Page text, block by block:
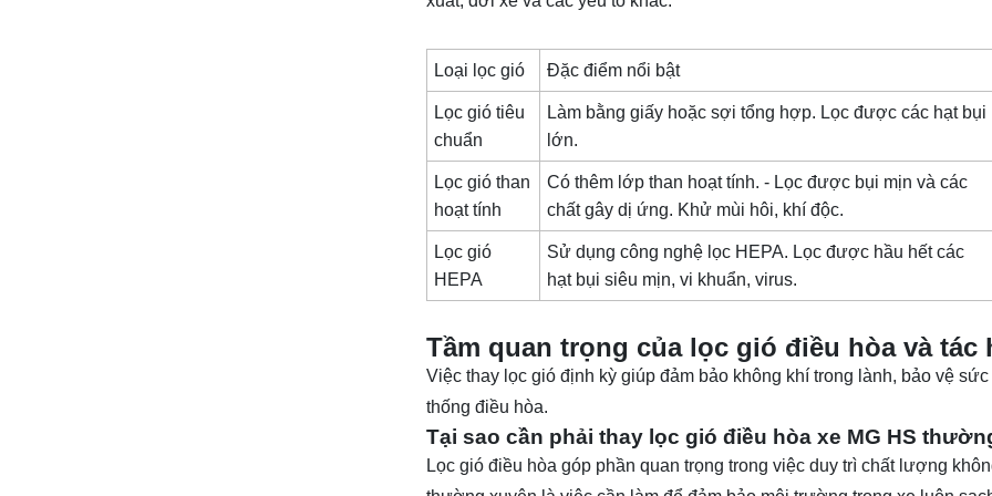
Loại lọc gió Đặc điểm nổi bật
Lọc gió tiêu
chuẩn
Làm bằng giấy hoặc sợi tổng hợp. Lọc được các hạt bụi
lớn.
Lọc gió than
hoạt tính
Có thêm lớp than hoạt tính. - Lọc được bụi mịn và các
chất gây dị ứng. Khử mùi hôi, khí độc.
Lọc gió
HEPA
Sử dụng công nghệ lọc HEPA. Lọc được hầu hết các
hạt bụi siêu mịn, vi khuẩn, virus.
Tầm quan trọng của lọc gió điều hòa và
Việc thay lọc gió định kỳ giúp đảm bảo không khí trong lành, bảo vệ
thống điều hòa.
Tại sao cần phải thay lọc gió điều hòa xe MG HS
Lọc gió điều hòa góp phần quan trọng trong việc duy trì chất lượng